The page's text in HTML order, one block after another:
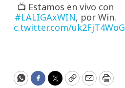
📺 Estamos en vivo con
#LALIGAxWIN, por Win.
pic.twitter.com/uk2FjT4WoG
WhatsApp
Facebook
Twitter
CopyEmailPrint